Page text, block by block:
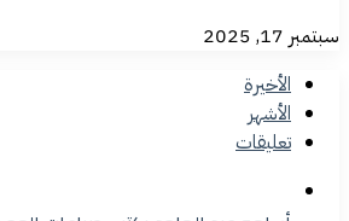
سبتمبر 17, 2025
الأخيرة
الأشهر
تعليقات